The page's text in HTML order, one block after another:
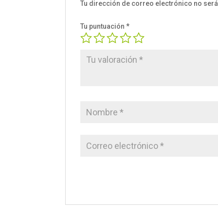
Tu dirección de correo electrónico no
Tu puntuación*